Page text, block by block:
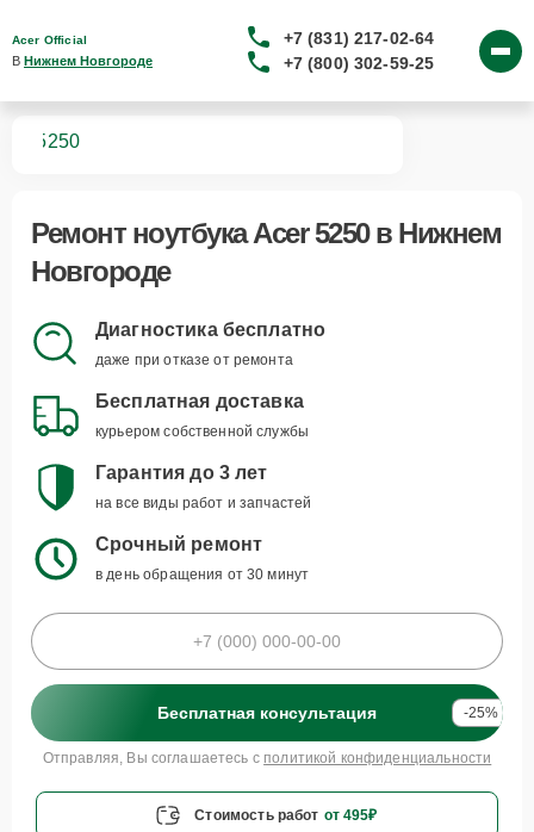
Acer Official
В Нижнем Новгороде
+7 (831) 217-02-64
+7 (800) 302-59-25
5250
Ремонт ноутбука Acer 5250в Нижнем
Новгороде
Диагностика бесплатно
даже при отказе от ремонта
Бесплатная доставка
курьером собственной службы
Гарантия до 3 лет
на все виды работ и запчастей
Срочный ремонт
в день обращения от 30 минут
Бесплатная консультация -25%
Отправляя, Вы соглашаетесь с политикой конфиденциальности
Стоимость работ от 495₽